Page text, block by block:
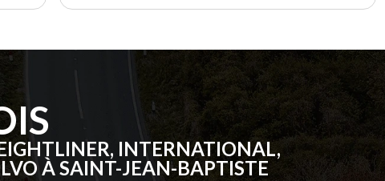
INTERNATIONAL,
À SAINT-JEAN-BAPTISTE